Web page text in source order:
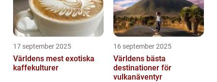
17 september 2025
Världens mest exotiska
kaffekulturer
16 september 2025
Världens bästa
destinationer för
vulkanäventyr